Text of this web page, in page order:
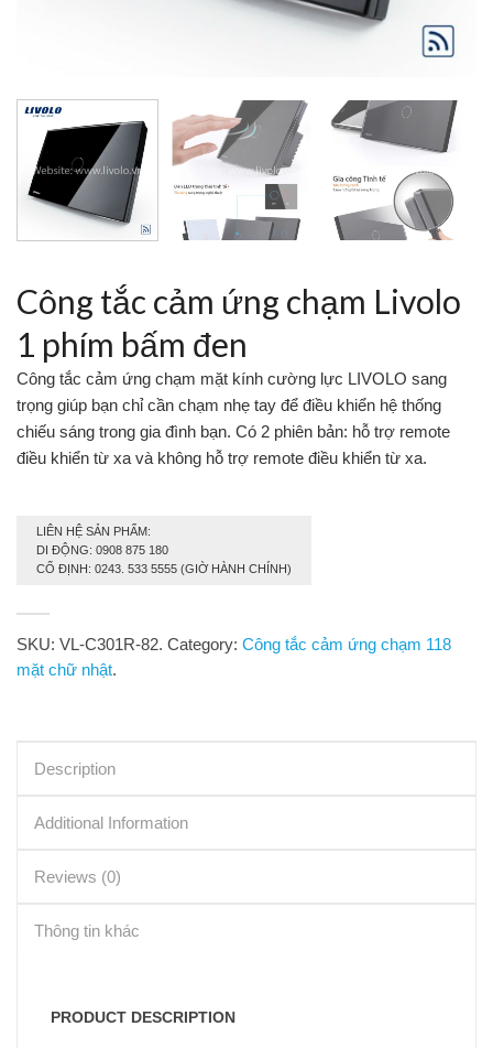
Công tắc cảm ứng chạm Livolo
1 phím bấm đen
Công tắc cảm ứng chạm mặt kính cường lực LIVOLO sang
trọng giúp bạn chỉ cần chạm nhẹ tay để điều khiển hệ thống
chiếu sáng trong gia đình bạn. Có 2 phiên bản: hỗ trợ remote
điều khiển từ xa và không hỗ trợ remote điều khiển từ xa.
LIÊN HỆ SẢN PHẨM:
DI ĐỘNG: 0908 875 180
CỐ ĐỊNH: 0243. 533 5555 (GIỜ HÀNH CHÍNH)
SKU: VL-C301R-82. Category: Công tắc cảm ứng chạm 118
mặt chữ nhật.
Description
Additional Information
Reviews (0)
Thông tin khác
PRODUCT DESCRIPTION